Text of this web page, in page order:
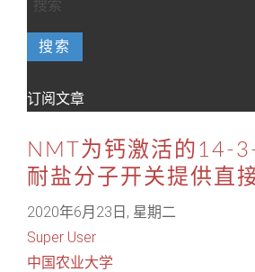
搜索
订阅文章
NMT为钙激活的14-
耐盐分子开关提供直
2020年6月23日, 星期二
Super User
中国农业大学